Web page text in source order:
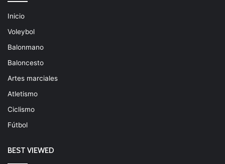
Inicio
Voleybol
Balonmano
Baloncesto
Artes marciales
Atletismo
Ciclismo
Fútbol
BEST VIEWED